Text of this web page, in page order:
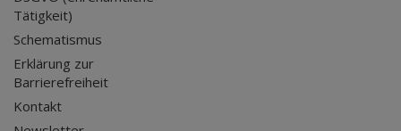
Tätigkeit)
Schematismus
Erklärung zur
Barrierefreiheit
Kontakt